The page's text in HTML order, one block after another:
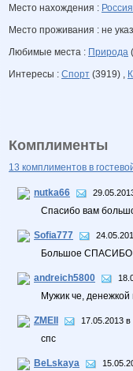
Место нахождения : Россия
Место проживания : не
Любимые места : Природа
Интересы : Спорт (3919) ,
Комплименты
13 комплиментов в
nutka66
Спасибо вам
Sofia777
Большое
andreich5800
Мужик че, денежкой
ZMEII 17.05.2013 в
спс
BeLskaya